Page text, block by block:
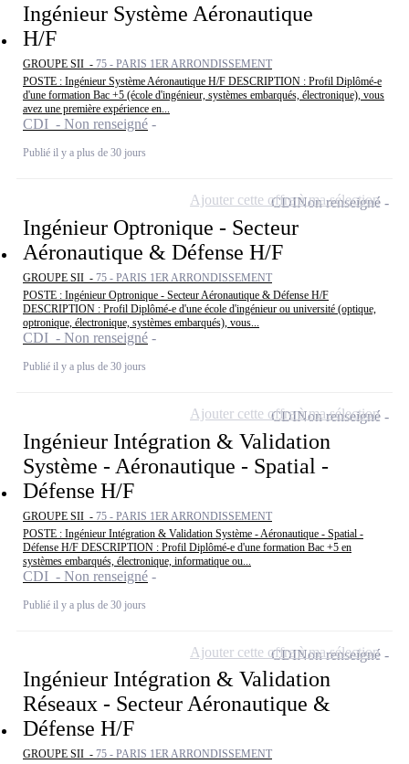
Ingénieur Système Aéronautique
H/F
GROUPE SII - 75 - PARIS 1ER ARRONDISSEMENT
POSTE : Ingénieur Système Aéronautique H/F DESCRIPTION : Profil Diplômé-e
d'une formation Bac +5 (école d'ingénieur, systèmes embarqués, électronique), vous
avez une première expérience en...
CDI - Non renseigné
Publié il y a plus de 30 jours
Ingénieur Optronique - Secteur
Aéronautique & Défense H/F
GROUPE SII - 75 - PARIS 1ER ARRONDISSEMENT
POSTE : Ingénieur Optronique - Secteur Aéronautique & Défense H/F
DESCRIPTION : Profil Diplômé-e d'une école d'ingénieur ou université (optique,
optronique, électronique, systèmes embarqués), vous...
CDI - Non renseigné
Publié il y a plus de 30 jours
CDINon renseigné
Ajouter cette offre à ma sélection
Ingénieur Intégration & Validation
Système - Aéronautique - Spatial -
Défense H/F
GROUPE SII - 75 - PARIS 1ER ARRONDISSEMENT
POSTE : Ingénieur Intégration & Validation Système - Aéronautique - Spatial -
Défense H/F DESCRIPTION : Profil Diplômé-e d'une formation Bac +5 en
systèmes embarqués, électronique, informatique ou...
CDI - Non renseigné
Publié il y a plus de 30 jours
CDINon renseigné
Ajouter cette offre à ma sélection
Ingénieur Intégration & Validation
Réseaux - Secteur Aéronautique &
Défense H/F
GROUPE SII - 75 - PARIS 1ER ARRONDISSEMENT
CDINon renseigné
Ajouter cette offre à ma sélection